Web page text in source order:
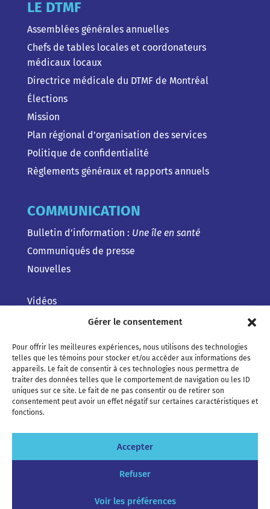
Gérer le consentement
Pour offrir les meilleures expériences, nous utilisons des technologies
telles que les témoins pour stocker et/ou accéder aux informations des
appareils. Le fait de consentir à ces technologies nous permettra de
traiter des données telles que le comportement de navigation ou les ID
uniques sur ce site. Le fait de ne pas consentir ou de retirer son
consentement peut avoir un effet négatif sur certaines caractéristiques et
fonctions.
Accepter
Refuser
Voir les préférences
LE DTMF
Assemblées générales annuelles
Chefs de tables locales et coordonateurs
médicaux locaux
Directrice médicale du DTMF de Montréal
Élections
Mission
Plan régional d’organisation des services
Politique de confidentialité
Règlements généraux et rapports annuels
COMMUNICATION
Bulletin d’information : Une île en santé
Communiqués de presse
Nouvelles
Vidéos